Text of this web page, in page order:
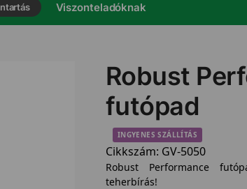
Viszonteladóknak
Robust
futópad
INGYENES SZÁLLÍTÁS
Cikkszám: GV-5050
Robust Performance
teherbírás!